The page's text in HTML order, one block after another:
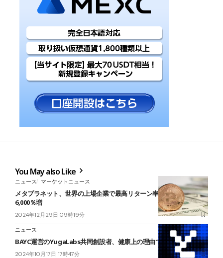
You May also Like
ニュース マーケットニュース
メタプラネット、世界の上場企業で最高リターン率達成｜時価総額
6,000％増
2024年12月29日 09時19分
ニュース
BAYC運営のYugaLabs共同創設者、健康上の理由で休職
2024年10月17日 17時47分